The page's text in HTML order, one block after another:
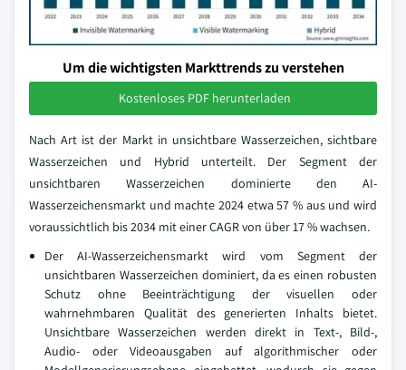
Um die wichtigsten Markttrends zu verstehen
Kostenloses PDF herunterladen
Nach Art ist der Markt in unsichtbare Wasserzeichen, sichtbare
Wasserzeichen und Hybrid unterteilt. Der Segment der
unsichtbaren Wasserzeichen dominierte den AI-
Wasserzeichensmarkt und machte 2024 etwa 57 % aus und wird
voraussichtlich bis 2034 mit einer CAGR von über 17 % wachsen.
Der AI-Wasserzeichensmarkt wird vom Segment der
unsichtbaren Wasserzeichen dominiert, da es einen robusten
Schutz ohne Beeinträchtigung der visuellen oder
wahrnehmbaren Qualität des generierten Inhalts bietet.
Unsichtbare Wasserzeichen werden direkt in Text-, Bild-,
Audio- oder Videoausgaben auf algorithmischer oder